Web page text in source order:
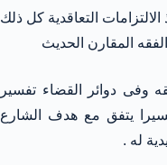
الالتزامات التعاقدية كل ذلك
المقارن الحديث
وفى دوائر القضاء تفسير
يتفق مع هدف الشارع
له .